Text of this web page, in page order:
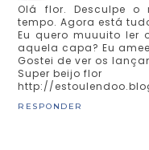
Olá flor. Desculpe o
tempo. Agora está
Eu quero muuuito ler
aquela capa? Eu
Gostei de ver os
Super beijo flor
http://
RESPONDER